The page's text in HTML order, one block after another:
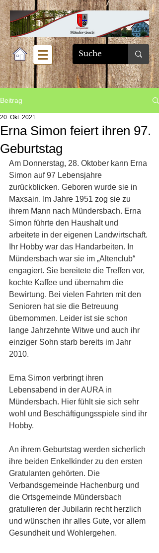
Beitrag
Erna Simon feiert ihren 97.
Geburtstag
20. Okt. 2021
Am Donnerstag, 28. Oktober kann Erna
Simon auf 97 Lebensjahre
zurückblicken. Geboren wurde sie in
Maxsain. Im Jahre 1951 zog sie zu
ihrem Mann nach Mündersbach. Erna
Simon führte den Haushalt und
arbeitete in der eigenen Landwirtschaft.
Ihr Hobby war das Handarbeiten. In
Mündersbach war sie im „Altenclub“
engagiert. Sie bereitete die Treffen vor,
kochte Kaffee und übernahm die
Bewirtung. Bei vielen Fahrten mit den
Senioren hat sie die Betreuung
übernommen. Leider ist sie schon
lange Jahrzehnte Witwe und auch ihr
einziger Sohn starb bereits im Jahr
2010.
Erna Simon verbringt ihren
Lebensabend in der AURA in
Mündersbach. Hier fühlt sie sich sehr
wohl und Beschäftigungsspiele sind ihr
Hobby.
An ihrem Geburtstag werden sicherlich
ihre beiden Enkelkinder zu den ersten
Gratulanten gehörten. Die
Verbandsgemeinde Hachenburg und
die Ortsgemeinde Mündersbach
gratulieren der Jubilarin recht herzlich
und wünschen ihr alles Gute, vor allem
Gesundheit und Wohlergehen.